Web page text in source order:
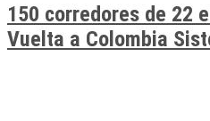
150 corredores de 22
Vuelta a Colombia